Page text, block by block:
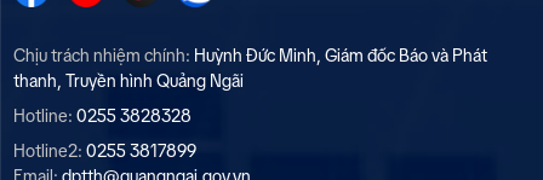
Chịu trách nhiệm chính: Huỳnh Đức Minh, Giám đốc Báo và Phát
thanh, Truyền hình Quảng Ngãi
Hotline: 0255 3828328
Hotline2: 0255 3817899